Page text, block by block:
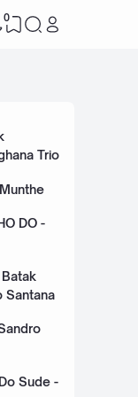
0
Trio
DO -
Santana
Sude -